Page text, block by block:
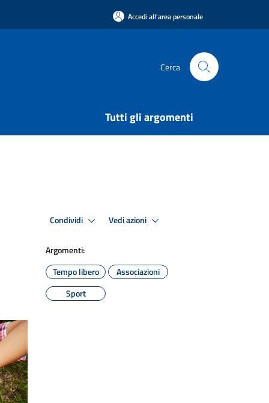
Accedi all'area personale
Cerca
Tutti gli argomenti
Condividi Vedi azioni
Argomenti:
Tempo libero
Associazioni
Sport